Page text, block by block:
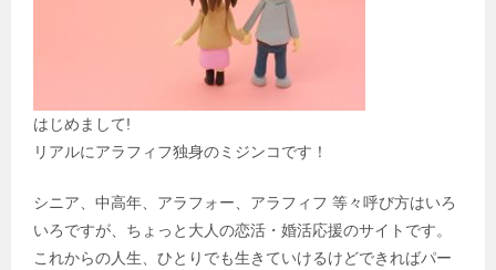
はじめまして!
リアルにアラフィフ独身のミジンコです！
シニア、中高年、アラフォー、アラフィフ 等々呼び方はいろ
いろですが、ちょっと大人の恋活・婚活応援のサイトです。
これからの人生、ひとりでも生きていけるけどできればパー